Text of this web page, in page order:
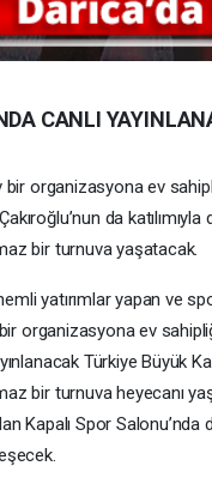
CANLI
bir organizasyona ev
da
bir turnuva yaşatacak.
yatırımlar yapan ve
organizasyona ev
Türkiye Büyük
bir turnuva heyecanı
Kapalı Spor